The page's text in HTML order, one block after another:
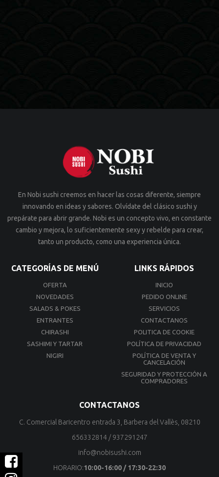
En Nobi sushi creemos en hacer las cosas diferente, siempre
innovando en ideas y sabores. Olvídate del clásico sushi y
prepárate para abrir grande. Nobi es un concepto vivo, en constante
cambio y mejora, lo suficientemente sexy y rebelde para crear,
tanto un producto, como una experiencia única.
CATEGORÍAS DE MENÚ
OFERTA
NOVEDADES
SALADS & POKES
ENTRANTES
CHIRASHI
SASHIMI Y TARTAR
NIGIRI
LINKS RÁPIDOS
INICIO
PEDIDO ONLINE
SERVICIOS
CONTACTANOS
POLITICA DE COOKIE
POLÍTICA DE PRIVACIDAD
POLÍTICA DE VENTA Y
CANCELACIÓN
SEGURIDAD Y PROTECCIÓN A
COMPRADORES
CONTACTANOS
C. Comercial Baricentro entrada 3, Barbera del Vallès, 08210
656332814 / 937291247
info@nobisushi.com
HORARIO:10:00-16:00 / 17:30-22:30